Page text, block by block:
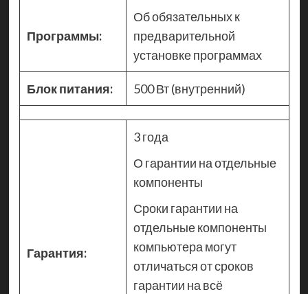
Программы:
Об обязательных к
предварительной
установке программах
Блок питания: 500 Вт (внутренний)
Гарантия:
3 года
О гарантии на отдельные
компоненты
Сроки гарантии на
отдельные компоненты
компьютера могут
отличаться от сроков
гарантии на всё